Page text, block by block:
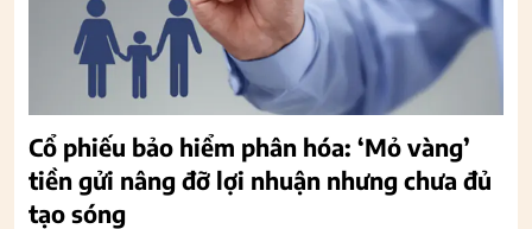
Cổ phiếu bảo hiểm phân hóa: ‘Mỏ vàng’
tiền gửi nâng đỡ lợi nhuận nhưng chưa đủ
tạo sóng